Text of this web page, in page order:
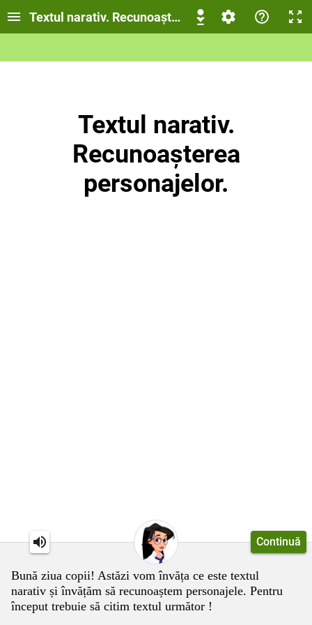
Bună ziua copii! Astăzi vom învăța ce este textul
narativ și învățăm să recunoaștem personajele. Pentru
început trebuie să citim textul următor !
Continuă
Textul narativ. Recunoașterea personajelor.
Textul narativ.
Recunoașterea
personajelor.